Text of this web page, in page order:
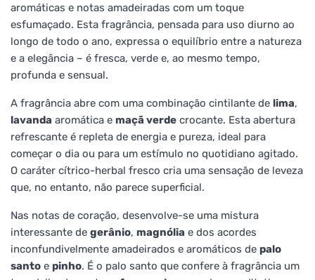
aromáticas e notas amadeiradas com um toque
esfumaçado. Esta fragrância, pensada para uso diurno ao
longo de todo o ano, expressa o equilíbrio entre a natureza
e a elegância – é fresca, verde e, ao mesmo tempo,
profunda e sensual.
A fragrância abre com uma combinação cintilante de lima,
lavanda aromática e maçã verde crocante. Esta abertura
refrescante é repleta de energia e pureza, ideal para
começar o dia ou para um estímulo no quotidiano agitado.
O caráter cítrico-herbal fresco cria uma sensação de leveza
que, no entanto, não parece superficial.
Nas notas de coração, desenvolve-se uma mistura
interessante de gerânio, magnólia e dos acordes
inconfundivelmente amadeirados e aromáticos de palo
santo e pinho. É o palo santo que confere à fragrância um